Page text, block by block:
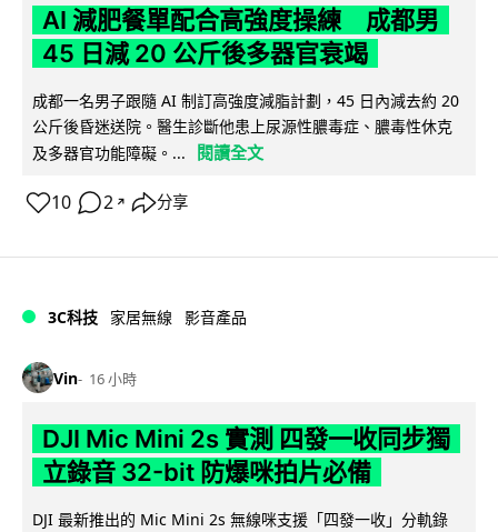
AI 減肥餐單配合高強度操練 成都男
45 日減 20 公斤後多器官衰竭
成都一名男子跟隨 AI 制訂高強度減脂計劃，45 日內減去約 20
公斤後昏迷送院。醫生診斷他患上尿源性膿毒症、膿毒性休克
及多器官功能障礙。...
閱讀全文
10 2 ↗ 分享
3C科技 家居無線 影音產品
Vin 16 小時
DJI Mic Mini 2s 實測 四發一收同步獨
立錄音 32-bit 防爆咪拍片必備
DJI 最新推出的 Mic Mini 2s 無線咪支援「四發一收」分軌錄